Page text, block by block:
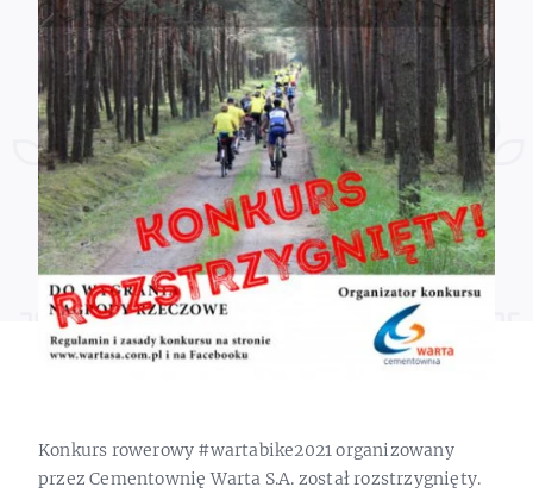
Konkurs rowerowy #wartabike2021 organizowany
przez Cementownię Warta S.A. został rozstrzygnięty.